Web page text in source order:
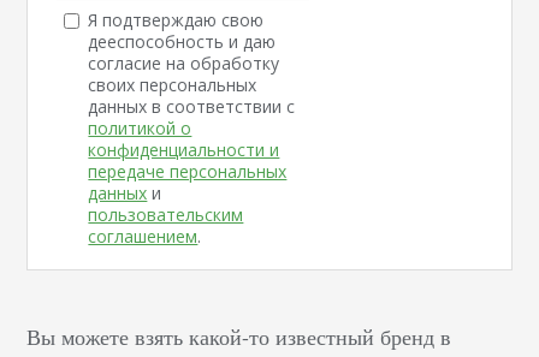
Я подтверждаю свою
дееспособность и даю
согласие на обработку
своих персональных
данных в соответствии с
политикой о
конфиденциальности и
передаче персональных
данных и
пользовательским
соглашением.
Вы можете взять какой-то известный бренд в